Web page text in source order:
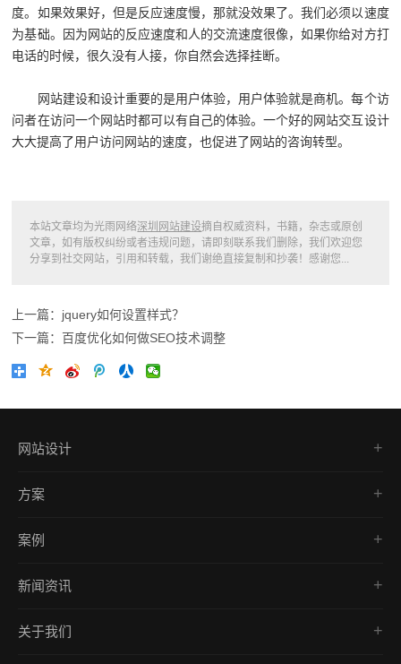
度。如果效果好，但是反应速度慢，那就没效果了。我们必须以速度
为基础。因为网站的反应速度和人的交流速度很像，如果你给对方打
电话的时候，很久没有人接，你自然会选择挂断。
网站建设和设计重要的是用户体验，用户体验就是商机。每个访
问者在访问一个网站时都可以有自己的体验。一个好的网站交互设计
大大提高了用户访问网站的速度，也促进了网站的咨询转型。
本站文章均为光雨网络深圳网站建设摘自权威资料，书籍，杂志或原创
文章，如有版权纠纷或者违规问题，请即刻联系我们删除，我们欢迎您
分享到社交网站，引用和转载，我们谢绝直接复制和抄袭！感谢您...
上一篇：jquery如何设置样式？
下一篇：百度优化如何做SEO技术调整
网站设计
网上商城建设
移动端网站建设
方案
外贸网站
案例
商城网站
新闻资讯
关于我们